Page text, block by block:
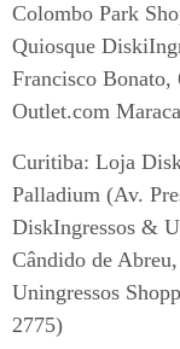
Colombo Park
Quiosque
Francisco
Outlet.com
Curitiba: Loja
Palladium (Av.
DiskIngressos &
Cândido de
Uningressos
2775)